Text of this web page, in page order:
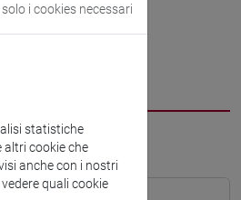
i cookies necessari
statistiche
altri cookie che
anche con i nostri
quali cookie